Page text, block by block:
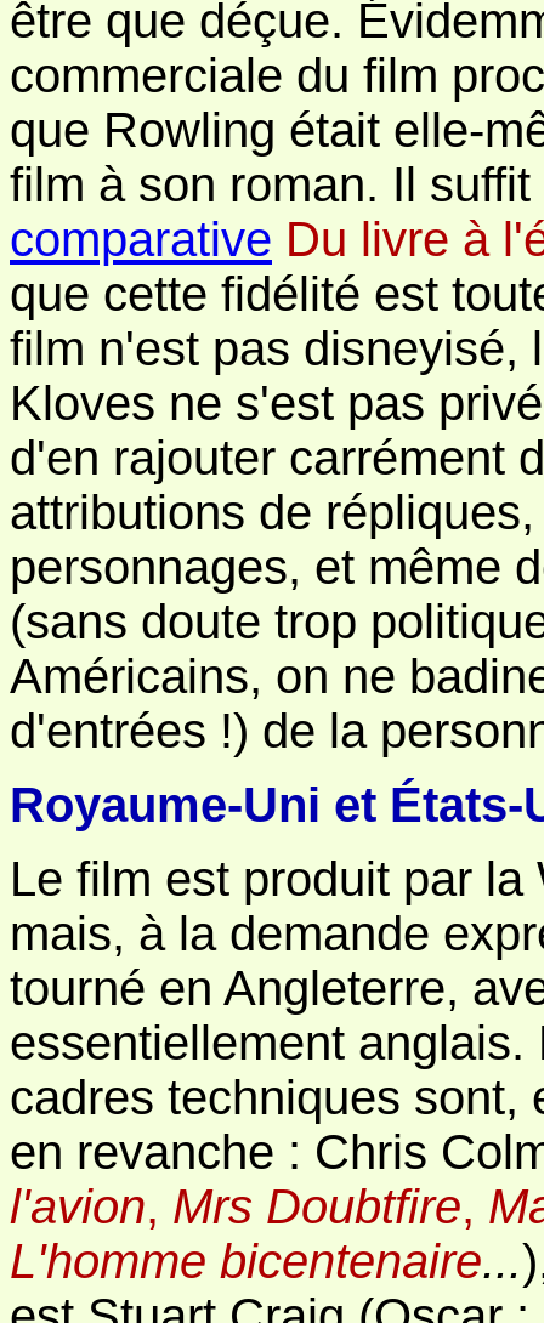
être que déçue.
commerciale du film
que Rowling était elle-
film à son roman. Il
comparative Du livre à
que cette fidélité est
film n'est pas disneyisé,
Kloves ne s'est pas
d'en rajouter carrément
attributions de
personnages, et même
(sans doute trop
Américains, on ne
d'entrées !) de la
Royaume-Uni et États-
Le film est produit par
mais, à la demande
tourné en Angleterre,
essentiellement
cadres techniques sont,
en revanche : Chris
l'avion, Mrs Doubtfire,
L'homme bicentenaire...